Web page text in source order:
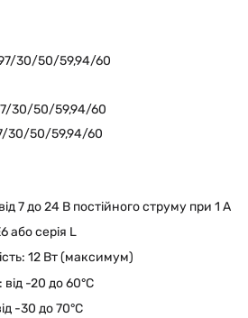
30/50/59,94/60
30/50/59,94/60
30/50/59,94/60
7 до 24 В постійного струму при 1 А
або серія L
12 Вт (максимум)
-20 до 60°C
-30 до 70°C